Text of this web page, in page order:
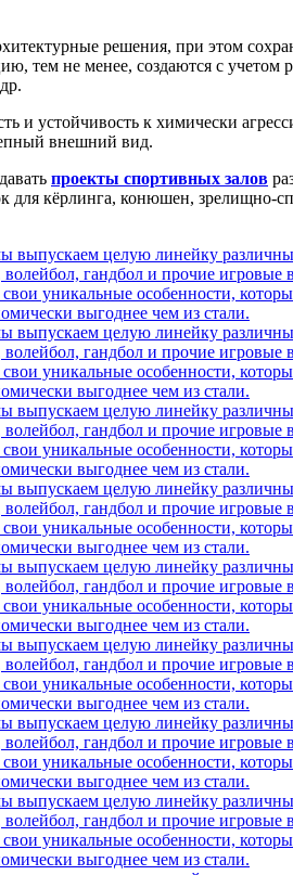
решения, при этом
тем не менее, создаются с
и устойчивость к химически
внешний вид.
проекты спортивных залов
для кёрлинга, конюшен, зрелищно-